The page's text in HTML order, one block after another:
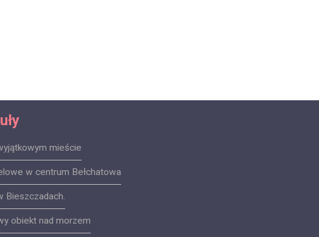
mieście
w centrum Bełchatowa
Bieszczadach.
obiekt nad morzem